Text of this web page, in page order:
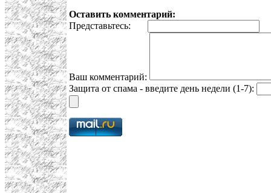
Оставить комментарий:
Представьтесь:
Ваш комментарий:
Защита от спама - введите день недели (1-7):